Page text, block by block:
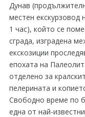
Дунав
местен екскурзовод
1 час), който се
сграда, изградена
екскозиции
епохата на
отделено за
пелерината и
Свободно време по
една от най-